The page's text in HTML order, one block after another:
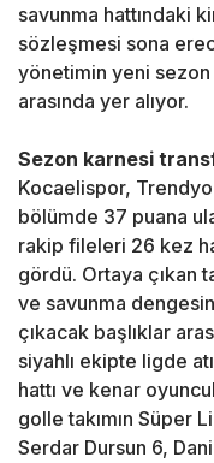
savunma hattındaki
sözleşmesi sona
yönetimin yeni
arasında yer alıyor.
Sezon karnesi
Kocaelispor,
bölümde 37 puana
rakip fileleri 26 kez
gördü. Ortaya çıkan
ve savunma
çıkacak başlıklar
siyahlı ekipte ligde
hattı ve kenar
golle takımın Süper
Serdar Dursun 6,